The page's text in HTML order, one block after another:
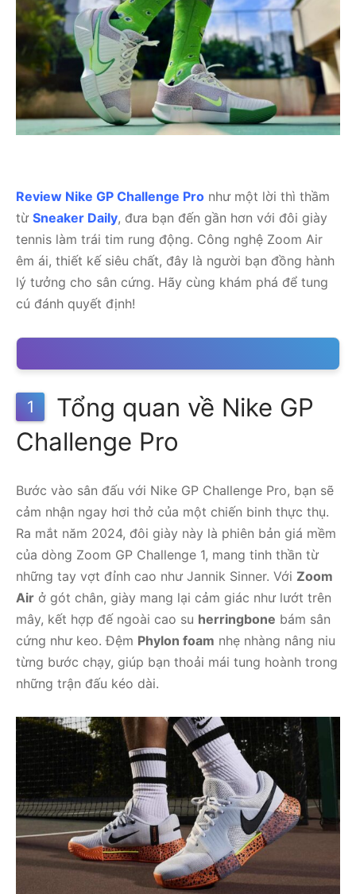
Review Nike GP Challenge Pro như một lời thì thầm
từ Sneaker Daily, đưa bạn đến gần hơn với đôi giày
tennis làm trái tim rung động. Công nghệ Zoom Air
êm ái, thiết kế siêu chất, đây là người bạn đồng hành
lý tưởng cho sân cứng. Hãy cùng khám phá để tung
cú đánh quyết định!
1
Tổng quan về Nike GP
Challenge Pro
Bước vào sân đấu với Nike GP Challenge Pro, bạn sẽ
cảm nhận ngay hơi thở của một chiến binh thực thụ.
Ra mắt năm 2024, đôi giày này là phiên bản giá mềm
của dòng Zoom GP Challenge 1, mang tinh thần từ
những tay vợt đỉnh cao như Jannik Sinner. Với Zoom
Air ở gót chân, giày mang lại cảm giác như lướt trên
mây, kết hợp đế ngoài cao su herringbone bám sân
cứng như keo. Đệm Phylon foam nhẹ nhàng nâng niu
từng bước chạy, giúp bạn thoải mái tung hoành trong
những trận đấu kéo dài.